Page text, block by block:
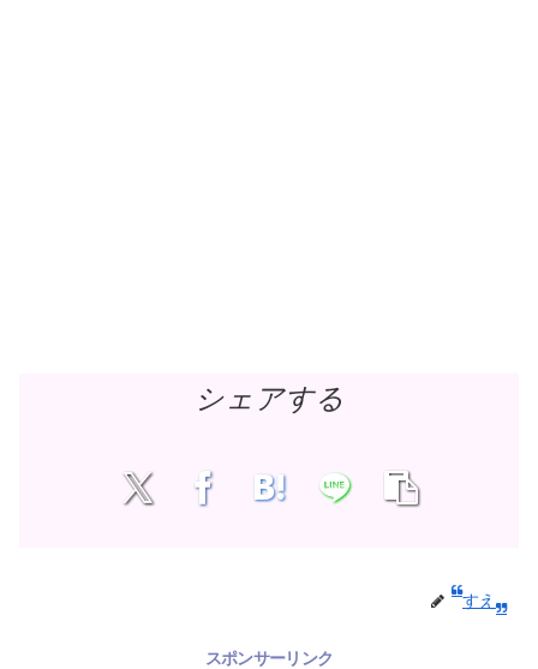
シェアする
すえ
スポンサーリンク